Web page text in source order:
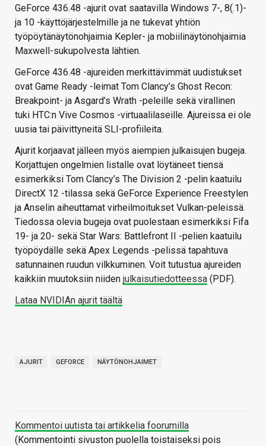
GeForce 436.48 -ajurit ovat saatavilla Windows 7-, 8(.1)-
ja 10 -käyttöjärjestelmille ja ne tukevat yhtiön
työpöytänäytönohjaimia Kepler- ja mobiilinäytönohjaimia
Maxwell-sukupolvesta lähtien.
GeForce 436.48 -ajureiden merkittävimmät uudistukset
ovat Game Ready -leimat Tom Clancy’s Ghost Recon:
Breakpoint- ja Asgard’s Wrath -peleille sekä virallinen
tuki HTC:n Vive Cosmos -virtuaalilaseille. Ajureissa ei ole
uusia tai päivittyneitä SLI-profiileita.
Ajurit korjaavat jälleen myös aiempien julkaisujen bugeja.
Korjattujen ongelmien listalle ovat löytäneet tiensä
esimerkiksi Tom Clancy’s The Division 2 -pelin kaatuilu
DirectX 12 -tilassa sekä GeForce Experience Freestylen
ja Anselin aiheuttamat virheilmoitukset Vulkan-peleissä.
Tiedossa olevia bugeja ovat puolestaan esimerkiksi Fifa
19- ja 20- sekä Star Wars: Battlefront II -pelien kaatuilu
työpöydälle sekä Apex Legends -pelissä tapahtuva
satunnainen ruudun vilkkuminen. Voit tutustua ajureiden
kaikkiin muutoksiin niiden julkaisutiedotteessa (PDF).
Lataa NVIDIAn ajurit täältä
AJURIT GEFORCE NÄYTÖNOHJAIMET
Kommentoi uutista tai artikkelia foorumilla
(Kommentointi sivuston puolella toistaiseksi pois